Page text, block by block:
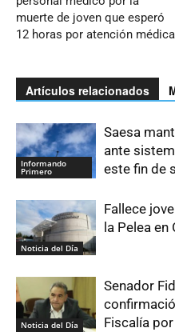
muerte de joven que esperó
12 horas por atención médica
Artículos relacionados
Informando
Primero
Saesa
ante
este fin de
Noticia del Día
Fallece
la Pelea en
Noticia del Día
Senador
Fiscalía